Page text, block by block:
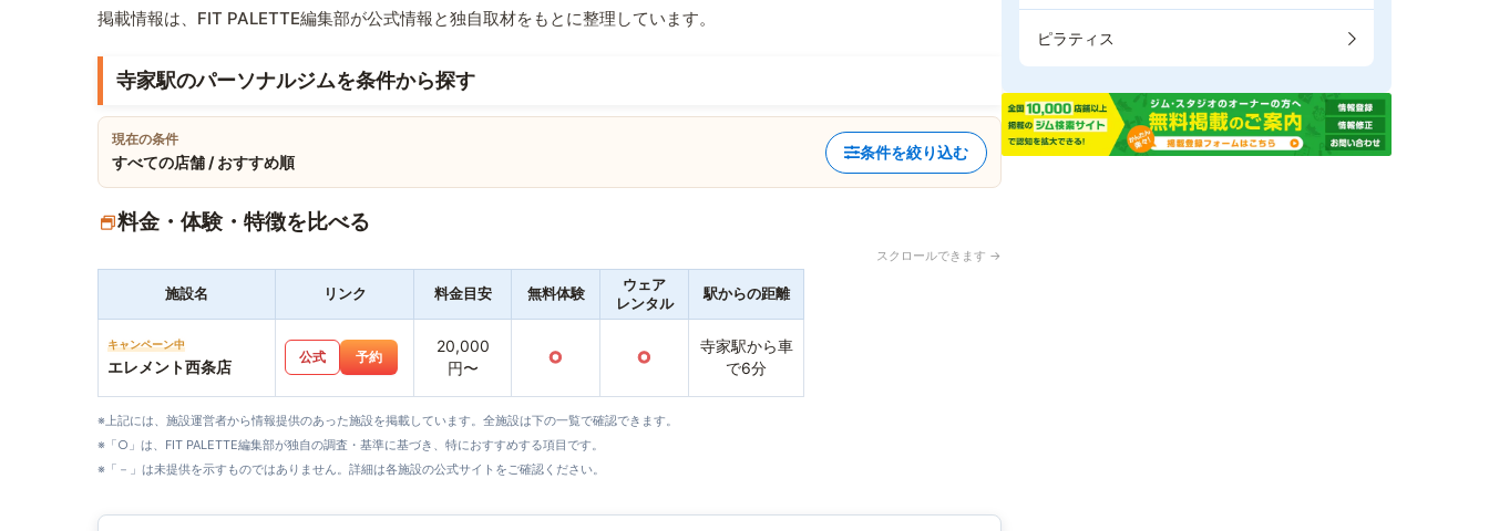
掲載情報は、FIT PALETTE編集部が公式情報と独自取材をもとに整理しています。
寺家駅のパーソナルジムを条件から探す
現在の条件
すべての店舗 / おすすめ順
条件を絞り込む
料金・体験・特徴を比べる
スクロールできます →
施設名 リンク 料金目安 無料体験
ウェア
レンタル
駅からの距離
キャンペーン中
エレメント西条店
公式 予約
20,000
円〜
○ ○
寺家駅から車
で6分
※上記には、施設運営者から情報提供のあった施設を掲載しています。全施設は下の一覧で確認できます。
※「○」は、FIT PALETTE編集部が独自の調査・基準に基づき、特におすすめする項目です。
※「－」は未提供を示すものではありません。詳細は各施設の公式サイトをご確認ください。
ピラティス